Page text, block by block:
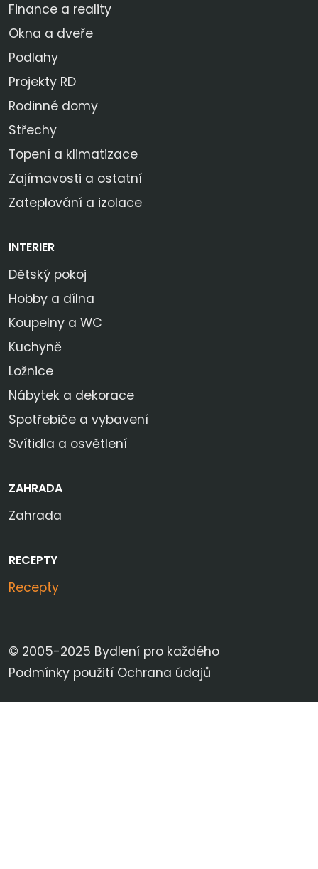
Finance a reality
Okna a dveře
Podlahy
Projekty RD
Rodinné domy
Střechy
Topení a klimatizace
Zajímavosti a ostatní
Zateplování a izolace
INTERIER
Dětský pokoj
Hobby a dílna
Koupelny a WC
Kuchyně
Ložnice
Nábytek a dekorace
Spotřebiče a vybavení
Svítidla a osvětlení
ZAHRADA
Zahrada
RECEPTY
Recepty
© 2005-2025 Bydlení pro každého
Podmínky použití Ochrana údajů